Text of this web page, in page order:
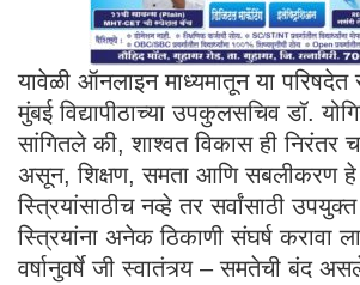
यावेळी ऑनलाइन माध्यमातून या परिषदेत
मुंबई विद्यापीठाच्या उपकुलसचिव डॉ.
सांगितले की, शाश्वत विकास ही निरंतर
असून, शिक्षण, समता आणि सबलीकरण
स्त्रियांसाठीच नव्हे तर सर्वांसाठी
स्त्रियांना अनेक ठिकाणी संघर्ष करावा
वर्षानुवर्षे जी स्वातंत्र्य – समतेची बंद